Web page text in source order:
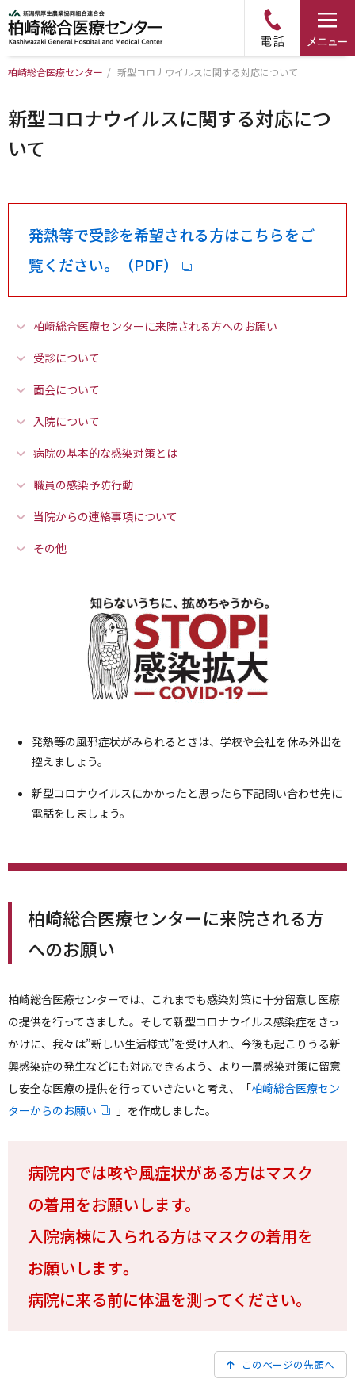
アクセス
外来のご案内
入院のご案内
人間ドックのご案内
医療関係者の方へ
病院誌
院内感染対策指針
サイトマップ
柏崎総合医療センター / 新型コロナウイルスに関する対応について
新型コロナウイルスに関する対応につ
いて
発熱等で受診を希望される方はこちらをご
覧ください。（PDF）
柏崎総合医療センターに来院される方へのお願い
受診について
面会について
入院について
病院の基本的な感染対策とは
職員の感染予防行動
当院からの連絡事項について
その他
発熱等の風邪症状がみられるときは、学校や会社を休み外出を
控えましょう。
新型コロナウイルスにかかったと思ったら下記問い合わせ先に
電話をしましょう。
柏崎総合医療センターに来院される方
へのお願い
柏崎総合医療センターでは、これまでも感染対策に十分留意し医療
の提供を行ってきました。そして新型コロナウイルス感染症をきっ
かけに、我々は”新しい生活様式”を受け入れ、今後も起こりうる新
興感染症の発生などにも対応できるよう、より一層感染対策に留意
し安全な医療の提供を行っていきたいと考え、「柏崎総合医療セン
ターからのお願い
」を作成しました。
病院内では咳や風症状がある方はマスク
の着用をお願いします。
入院病棟に入られる方はマスクの着用を
お願いします。
病院に来る前に体温を測ってください。
このページの先頭へ